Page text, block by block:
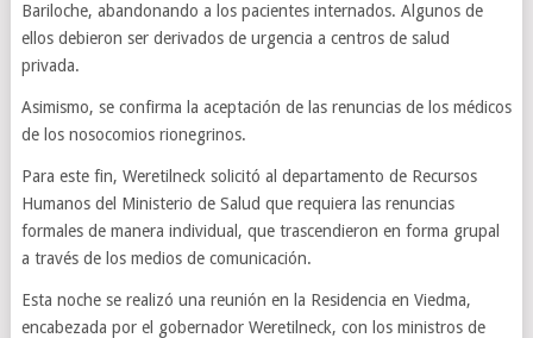
Bariloche, abandonando a los pacientes internados. Algunos de
ellos debieron ser derivados de urgencia a centros de salud
privada.
Asimismo, se confirma la aceptación de las renuncias de los médicos
de los nosocomios rionegrinos.
Para este fin, Weretilneck solicitó al departamento de Recursos
Humanos del Ministerio de Salud que requiera las renuncias
formales de manera individual, que trascendieron en forma grupal
a través de los medios de comunicación.
Esta noche se realizó una reunión en la Residencia en Viedma,
encabezada por el gobernador Weretilneck, con los ministros de